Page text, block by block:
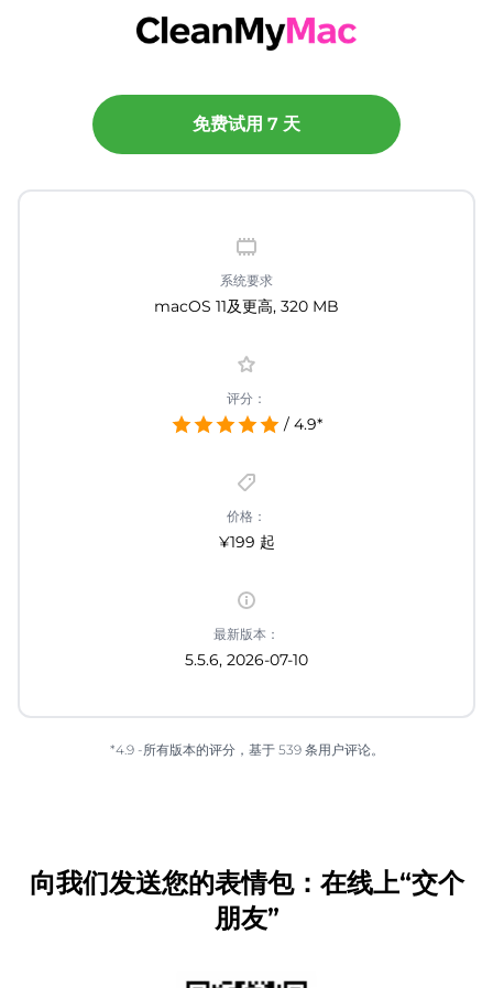
免费试用 7 天
系统要求
macOS 11及更高, 320 MB
评分：
/ 4.9*
价格：
¥199 起
最新版本：
5.5.6, 2026-07-10
*4.9 -所有版本的评分，基于 539 条用户评论。
向我们发送您的表情包：在线上“交个
朋友”